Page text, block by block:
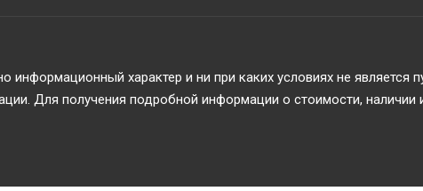
информационный характер и ни при каких условиях не
Для получения подробной информации о стоимости, наличии